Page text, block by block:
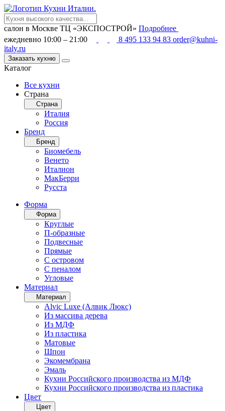
салон в Москве ТЦ «ЭКСПОСТРОЙ» Подробнее
ежедневно 10:00 – 21:00
8 495 133 94 83 order@kuhni-
italy.ru
Заказать кухню
Каталог
Все кухни
Страна
Страна
Италия
Россия
Бренд
Бренд
Биомебель
Венето
Италион
МакБерри
Русста
Форма
Форма
Круглые
П-образные
Подвесные
Прямые
С островом
С пеналом
Угловые
Материал
Материал
Alvic Luxe (Алвик Люкс)
Из массива дерева
Из МДФ
Из пластика
Матовые
Шпон
Экомембрана
Эмаль
Кухни Российского производства из МДФ
Кухни Российского производства из пластика
Цвет
Цвет